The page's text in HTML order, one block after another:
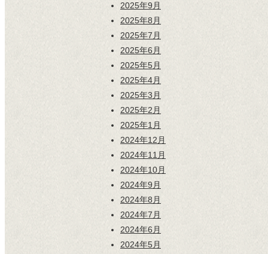
2025年9月
2025年8月
2025年7月
2025年6月
2025年5月
2025年4月
2025年3月
2025年2月
2025年1月
2024年12月
2024年11月
2024年10月
2024年9月
2024年8月
2024年7月
2024年6月
2024年5月